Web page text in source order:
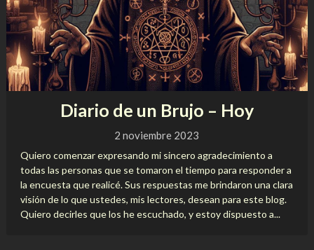
Diario de un Brujo – Hoy
2 noviembre 2023
Quiero comenzar expresando mi sincero agradecimiento a
todas las personas que se tomaron el tiempo para responder a
la encuesta que realicé. Sus respuestas me brindaron una clara
visión de lo que ustedes, mis lectores, desean para este blog.
Quiero decirles que los he escuchado, y estoy dispuesto a...